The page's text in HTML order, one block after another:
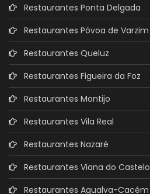
Restaurantes Ponta Delgada
Restaurantes Póvoa de Varzim
Restaurantes Queluz
Restaurantes Figueira da Foz
Restaurantes Montijo
Restaurantes Vila Real
Restaurantes Nazaré
Restaurantes Viana do Castelo
Restaurantes Agualva-Cacém